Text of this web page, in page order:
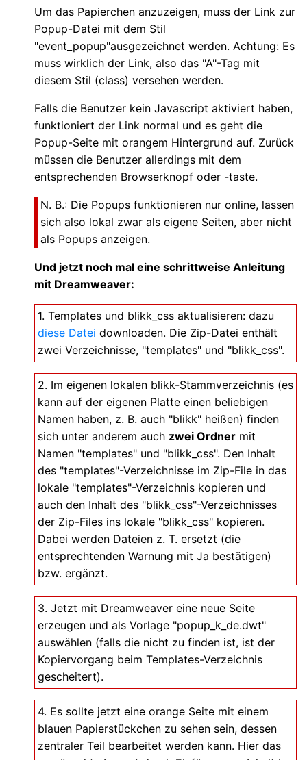
Um das Papierchen anzuzeigen, muss der Link zur
Popup-Datei mit dem Stil
"event_popup"ausgezeichnet werden. Achtung: Es
muss wirklich der Link, also das "A"-Tag mit
diesem Stil (class) versehen werden.
Falls die Benutzer kein Javascript aktiviert haben,
funktioniert der Link normal und es geht die
Popup-Seite mit orangem Hintergrund auf. Zurück
müssen die Benutzer allerdings mit dem
entsprechenden Browserknopf oder -taste.
N. B.: Die Popups funktionieren nur online, lassen
sich also lokal zwar als eigene Seiten, aber nicht
als Popups anzeigen.
Und jetzt noch mal eine schrittweise Anleitung
mit Dreamweaver:
1. Templates und blikk_css aktualisieren: dazu
diese Datei downloaden. Die Zip-Datei enthält
zwei Verzeichnisse, "templates" und "blikk_css".
2. Im eigenen lokalen blikk-Stammverzeichnis (es
kann auf der eigenen Platte einen beliebigen
Namen haben, z. B. auch "blikk" heißen) finden
sich unter anderem auch zwei Ordner mit
Namen "templates" und "blikk_css". Den Inhalt
des "templates"-Verzeichnisse im Zip-File in das
lokale "templates"-Verzeichnis kopieren und
auch den Inhalt des "blikk_css"-Verzeichnisses
der Zip-Files ins lokale "blikk_css" kopieren.
Dabei werden Dateien z. T. ersetzt (die
entsprechtenden Warnung mit Ja bestätigen)
bzw. ergänzt.
3. Jetzt mit Dreamweaver eine neue Seite
erzeugen und als Vorlage "popup_k_de.dwt"
auswählen (falls die nicht zu finden ist, ist der
Kopiervorgang beim Templates-Verzeichnis
gescheitert).
4. Es sollte jetzt eine orange Seite mit einem
blauen Papierstückchen zu sehen sein, dessen
zentraler Teil bearbeitet werden kann. Hier das